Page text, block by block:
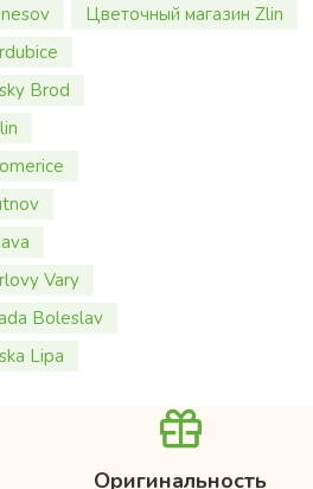
Цветочный магазин Zlin
Brod
Vary
Boleslav
Lipa
Оригинальность